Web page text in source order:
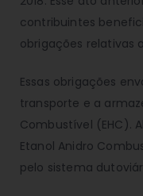
contribuintes
obrigações relativas
Essas obrigações
transporte e a
Combustível (EHC).
Etanol Anidro
pelo sistema